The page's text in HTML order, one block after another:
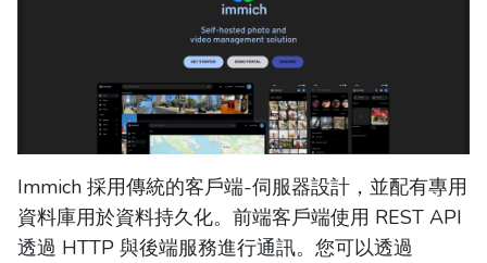
Immich 採用傳統的客戶端-伺服器設計，並配有專用
資料庫用於資料持久化。前端客戶端使用 REST API
透過 HTTP 與後端服務進行通訊。您可以透過